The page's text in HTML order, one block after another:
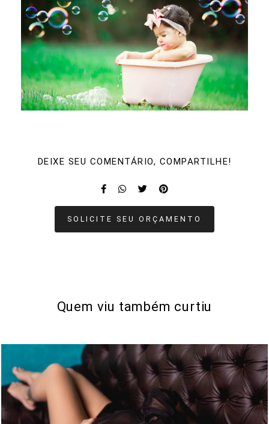
DEIXE SEU COMENTÁRIO, COMPARTILHE!
SOLICITE SEU ORÇAMENTO
Quem viu também curtiu